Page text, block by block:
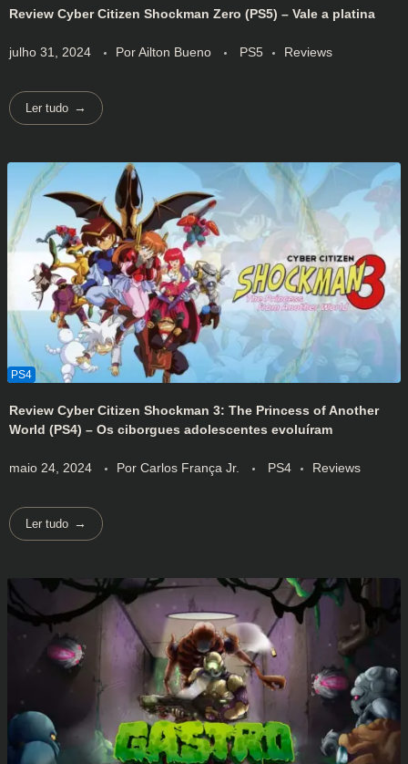
Review Cyber Citizen Shockman Zero (PS5) – Vale a platina
julho 31, 2024 PorAilton Bueno PS5 Reviews
Ler tudo
Review Cyber Citizen Shockman 3: The Princess of Another
World (PS4) – Os ciborgues adolescentes evoluíram
maio 24, 2024 Por Carlos França Jr. PS4 Reviews
Ler tudo